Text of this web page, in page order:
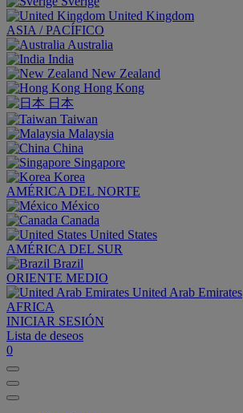
United Kingdom
ASIA / PACÍFICO
Australia
India
New Zealand
Hong Kong
日本
Taiwan
Malaysia
China
Singapore
Korea
AMÉRICA DEL NORTE
México
Canada
United States
AMÉRICA DEL SUR
Brazil
ORIENTE MEDIO
United Arab Emirates
AFRICA
INICIAR SESIÓN
Lista de deseos
0